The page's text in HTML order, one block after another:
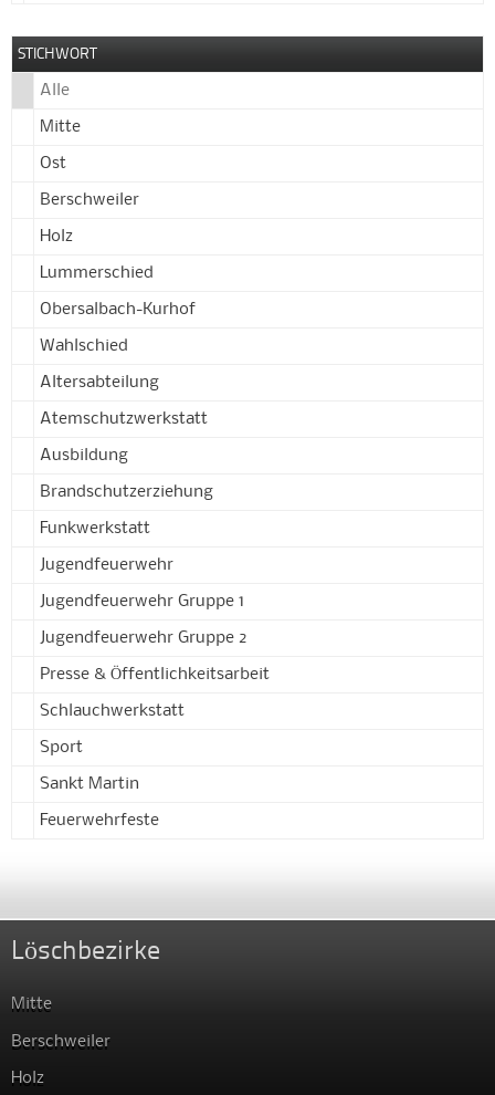
STICHWORT
Alle
Mitte
Ost
Berschweiler
Holz
Lummerschied
Obersalbach-Kurhof
Wahlschied
Altersabteilung
Atemschutzwerkstatt
Ausbildung
Brandschutzerziehung
Funkwerkstatt
Jugendfeuerwehr
Jugendfeuerwehr Gruppe 1
Jugendfeuerwehr Gruppe 2
Presse & Öffentlichkeitsarbeit
Schlauchwerkstatt
Sport
Sankt Martin
Feuerwehrfeste
Löschbezirke
Mitte
Berschweiler
Holz